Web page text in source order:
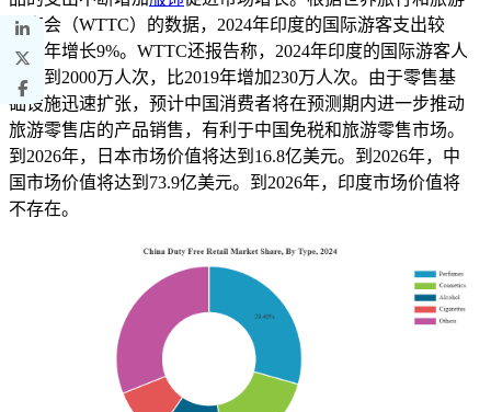
理事会（WTTC）的数据，2024年印度的国际游客支出较
2019年增长9%。WTTC还报告称，2024年印度的国际游客人
数达到2000万人次，比2019年增加230万人次。由于零售基
础设施迅速扩张，预计中国消费者将在预测期内进一步推动
旅游零售店的产品销售，有利于中国免税和旅游零售市场。
到2026年，日本市场价值将达到16.8亿美元。到2026年，中
国市场价值将达到73.9亿美元。到2026年，印度市场价值将
不存在。